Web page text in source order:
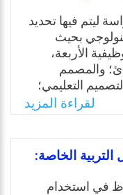
تحددت مشكلة
كيف يمكن
عمان في ضوء
ليتم فيها تحديد
بحيث
الأربعة،
والمصمم
التعليمي؛
والتي توصلت
البحثية السابقة،
الأردنية بعين
بالسؤال الرئيس
التعليمي
لقراءة المزيد
الخاصة:
في استخدام